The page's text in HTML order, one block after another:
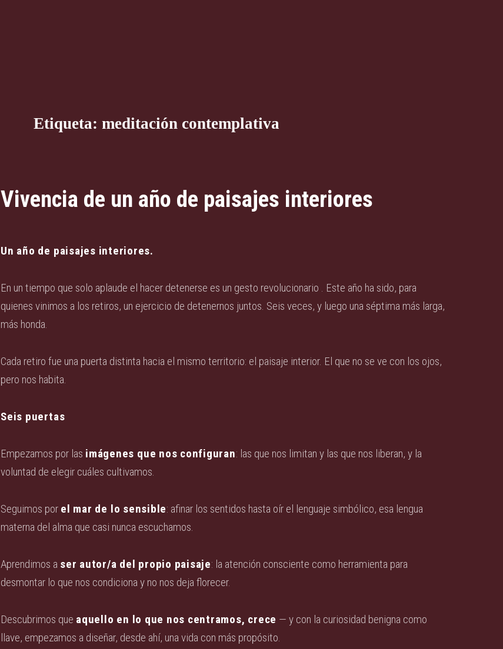
Etiqueta:meditación contemplativa
Vivencia de un año de paisajes interiores
Un año de paisajes interiores.
En un tiempo que solo aplaude el hacer detenerse es un gesto revolucionario . Este año ha sido, para
quienes vinimos a los retiros, un ejercicio de detenernos juntos. Seis veces, y luego una séptima más larga,
más honda.
Cada retiro fue una puerta distinta hacia el mismo territorio: el paisaje interior. El que no se ve con los ojos,
pero nos habita.
Seis puertas
Empezamos por las imágenes que nos configuran: las que nos limitan y las que nos liberan, y la
voluntad de elegir cuáles cultivamos.
Seguimos por el mar de lo sensible: afinar los sentidos hasta oír el lenguaje simbólico, esa lengua
materna del alma que casi nunca escuchamos.
Aprendimos a ser autor/a del propio paisaje: la atención consciente como herramienta para
desmontar lo que nos condiciona y no nos deja florecer.
Descubrimos que aquello en lo que nos centramos, crece — y con la curiosidad benigna como
llave, empezamos a diseñar, desde ahí, una vida con más propósito.